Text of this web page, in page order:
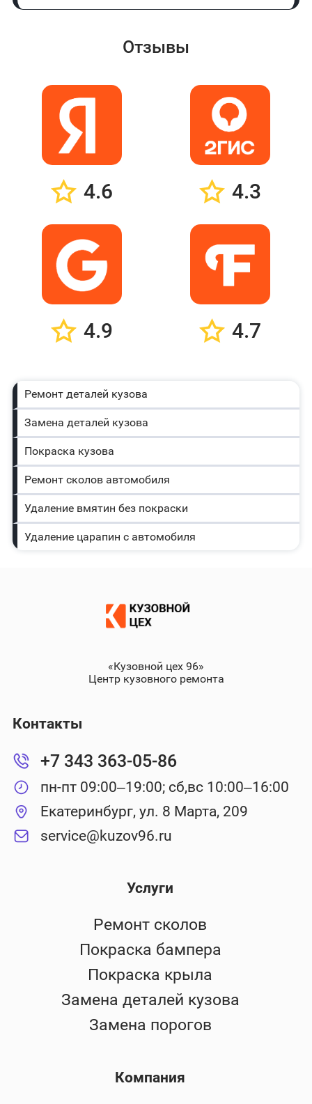
Отзывы
4.6 4.3
4.9 4.7
Ремонт деталей кузова
Замена деталей кузова
Покраска кузова
Ремонт сколов автомобиля
Удаление вмятин без покраски
Удаление царапин с автомобиля
«Кузовной цех 96»
Центр кузовного ремонта
Услуги
Ремонт сколов
Покраска бампера
Покраска крыла
Замена деталей кузова
Замена порогов
Компания
Контакты
+7 343 363-05-86
пн-пт 09:00–19:00; сб,вс 10:00–16:00
Екатеринбург, ул. 8 Марта, 209
service@kuzov96.ru